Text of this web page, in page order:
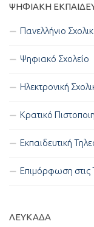
ΨΗΦΙΑΚΉ
Πανελλήνιο
Ψηφιακό Σχολείο
Ηλεκτρονική
Κρατικό
Εκπαιδευτική
Επιμόρφωση στις
ΛΕΥΚΑΔΑ